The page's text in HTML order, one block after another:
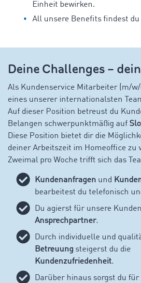
Einheit bewirken.
All unsere Benefits findest du
Deine Challenges –
Als Kundenservice Mitarbeiter (m/
eines unserer internationalsten
Auf dieser Position betreust du
Belangen schwerpunktmäßig auf
Diese Position bietet dir die
deiner Arbeitszeit im Homeoffice zu
Zweimal pro Woche trifft sich das
Kundenanfragen und
bearbeitest du telefonisch
Du agierst für unsere
Ansprechpartner.
Durch individuelle und
Betreuung steigerst du die
Kundenzufriedenheit.
Darüber hinaus sorgst du für